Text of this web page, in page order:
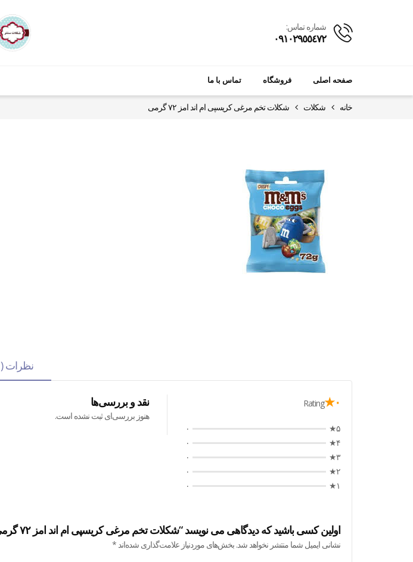
شماره تماس:
٠٩١٠٢٩٥٥٤٧٢
صفحه اصلی فروشگاه تماس با ما
خانه شکلات شکلات تخم مرغی کریسپی ام اند امز ۷۲ گرمی
نظرات (۰)
۰★ Rating
۵★
۰
۴★
۰
۳★
۰
۲★
۰
۱★
۰
نقد و بررسی‌ها
هنوز بررسی‌ای ثبت نشده است.
اولین کسی باشید که دیدگاهی می نویسد “شکلات تخم مرغی کریسپی ام اند امز ۷۲ گرمی”
نشانی ایمیل شما منتشر نخواهد شد. بخش‌های موردنیاز علامت‌گذاری شده‌اند *